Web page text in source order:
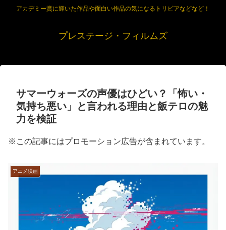
アカデミー賞に輝いた作品や面白い作品の気になるトリビアなどなど！
プレステージ・フィルムズ
サマーウォーズの声優はひどい？「怖い・
気持ち悪い」と言われる理由と飯テロの魅
力を検証
※この記事にはプロモーション広告が含まれています。
アニメ映画